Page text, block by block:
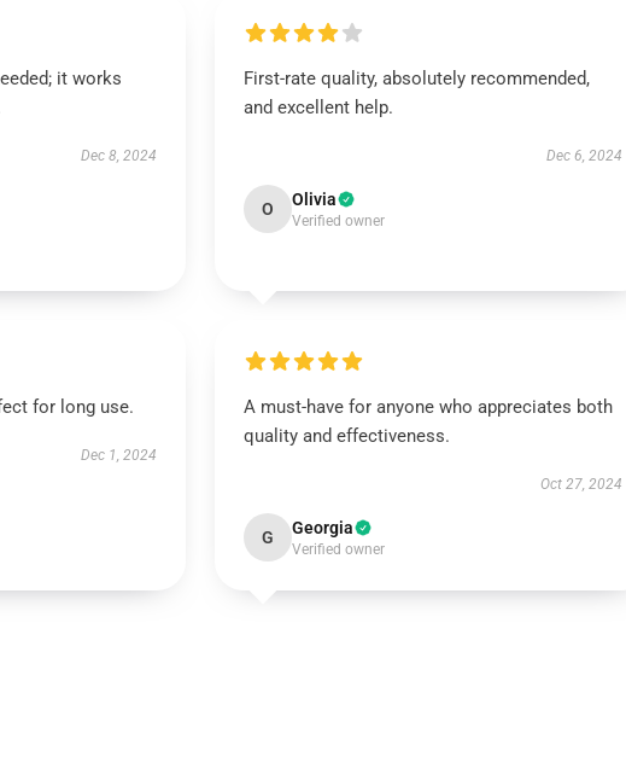
it works
Dec 8, 2024
First-rate quality, absolutely recommended,
and excellent help.
Dec 6, 2024
O Olivia
Verified owner
for long use.
Dec 1, 2024
A must-have for anyone who appreciates both
quality and effectiveness.
Oct 27, 2024
G Georgia
Verified owner